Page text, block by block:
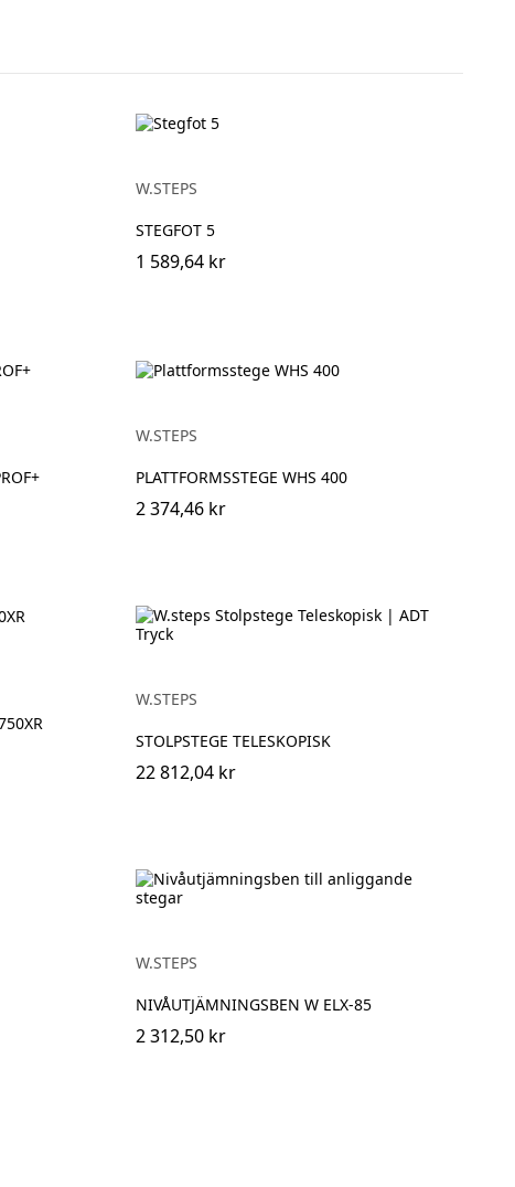
W.STEPS
STEGFOT 5
1 589,64 kr
W.STEPS
PLATTFORMSSTEGE WHS 400
2 374,46 kr
W.STEPS
STOLPSTEGE TELESKOPISK
22 812,04 kr
W.STEPS
NIVÅUTJÄMNINGSBEN W ELX-85
2 312,50 kr